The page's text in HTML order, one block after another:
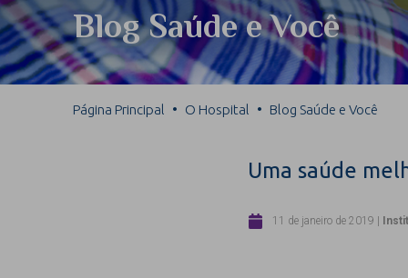
Núcleos e Especialidades
Exames
Fale com o Moinhos
Conheça o
Blog Saúde
Convênios
Doação de
Escritório
Blog Saúde e Você
Página Principal O Hospital Blog Saúde e Você
Uma saúde
11 de janeiro de 2019